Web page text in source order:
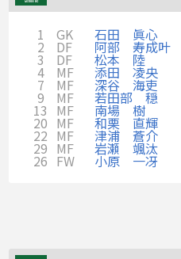
1 GK 石田 眞心
2 DF 阿部 寿成叶
3 DF 松本 陸
4 MF 添田 凌央
7 MF 深谷 海吏
9 MF 若田部 穏
13 MF 南場 樹
20 MF 和栗 直輝
22 MF 津浦 蒼介
29 MF 岩瀬 颯汰
26 FW 小原 一冴